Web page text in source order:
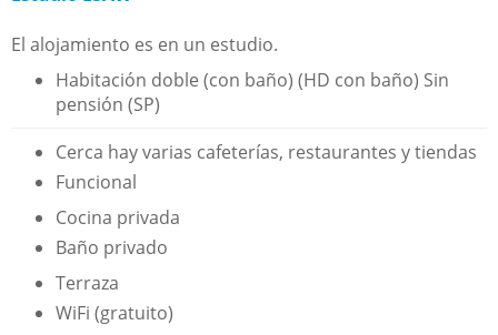
El alojamiento es en un estudio.
Habitación doble (con baño) (HD con baño) Sin
pensión (SP)
Cerca hay varias cafeterías, restaurantes y tiendas
Funcional
Cocina privada
Baño privado
Terraza
WiFi (gratuito)